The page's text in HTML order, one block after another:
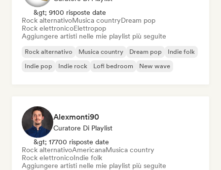
&gt; 9100 risposte date
Rock alternativoMusica countryDream pop
Rock elettronicoElettropop
Aggiungere artisti nelle mie playlist più seguite
Rock alternativo Musica country Dream pop
Indie folk
Indie pop
Indie rock Lofi bedroom New wave
Alexmonti90
Curatore Di Playlist
&gt; 17700 risposte date
Rock alternativoAmericanaMusica country
Rock elettronicoIndie folk
Aggiungere artisti nelle mie playlist più seguite